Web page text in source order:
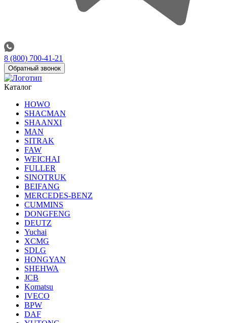
8 (800) 700-41-21
Обратный звонок
Каталог
HOWO
SHACMAN
SHAANXI
MAN
SITRAK
FAW
WEICHAI
FULLER
SINOTRUK
BEIFANG
MERCEDES-BENZ
CUMMINS
DONGFENG
DEUTZ
Yuchai
XCMG
SDLG
HONGYAN
SHEHWA
JCB
Komatsu
IVECO
BPW
DAF